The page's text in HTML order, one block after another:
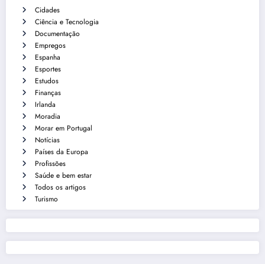
Cidades
Ciência e Tecnologia
Documentação
Empregos
Espanha
Esportes
Estudos
Finanças
Irlanda
Moradia
Morar em Portugal
Notícias
Países da Europa
Profissões
Saúde e bem estar
Todos os artigos
Turismo